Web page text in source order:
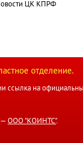
ЦК КПРФ
отделение.
ссылка на
— ООО "КОИНТС".